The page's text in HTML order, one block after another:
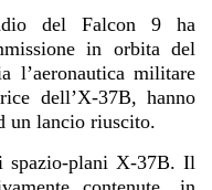
del Falcon 9 ha
in orbita del
l’aeronautica militare
dell’X-37B, hanno
un lancio riuscito.
spazio-plani X-37B. Il